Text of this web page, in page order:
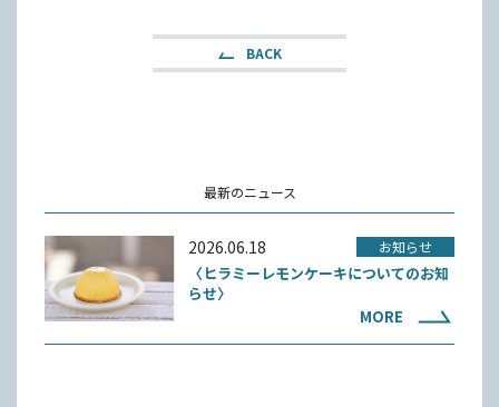
BACK
最新のニュース
2026.06.18 お知らせ
〈ヒラミーレモンケーキについてのお知
らせ〉
MORE